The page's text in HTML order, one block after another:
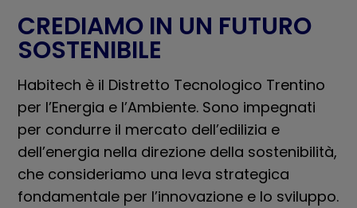
CREDIAMO IN UN FUTURO
SOSTENIBILE
Habitech è il Distretto Tecnologico Trentino
per l’Energia e l’Ambiente. Sono impegnati
per condurre il mercato dell’edilizia e
dell’energia nella direzione della sostenibilità,
che consideriamo una leva strategica
fondamentale per l’innovazione e lo sviluppo.